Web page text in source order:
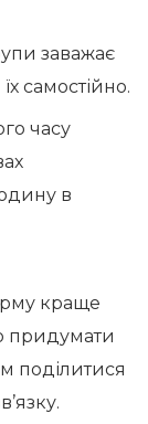
заважає
самостійно.
часу
в
краще
придумати
поділитися